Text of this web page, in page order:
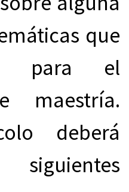
que
para el
maestría.
deberá